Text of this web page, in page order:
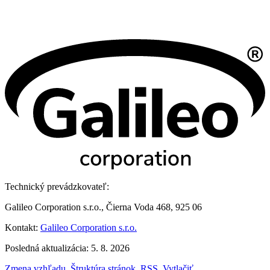
Technický prevádzkovateľ:
Galileo Corporation s.r.o., Čierna Voda 468, 925 06
Kontakt: Galileo Corporation s.r.o.
Posledná aktualizácia: 5. 8. 2026